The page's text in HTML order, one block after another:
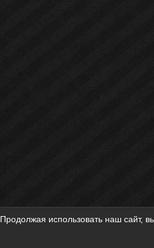
Продолжая использовать наш сайт,